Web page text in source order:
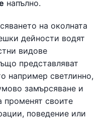
напълно.
на околната
дейности водят
видове
представляват
например светлинно,
замърсяване и
променят своите
поведение или